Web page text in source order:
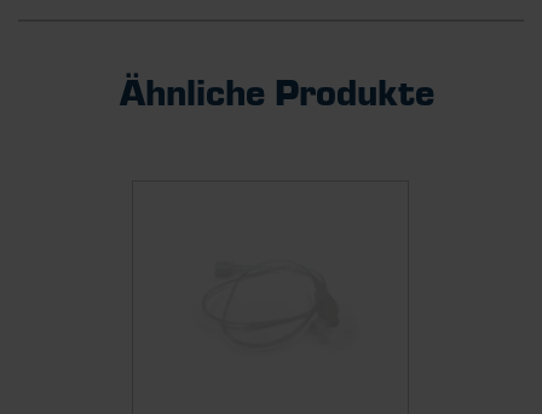
Ähnliche Produkte